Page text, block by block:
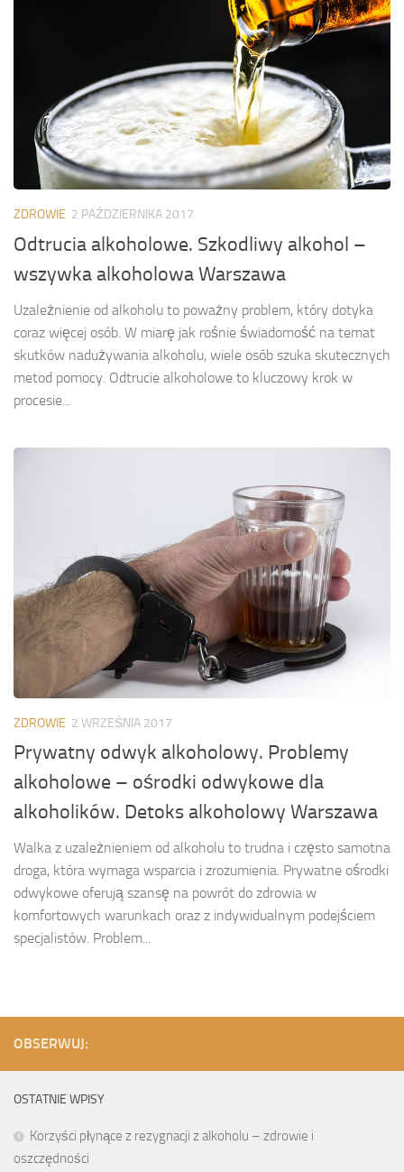
ZDROWIE 2 PAŹDZIERNIKA 2017
Odtrucia alkoholowe. Szkodliwy alkohol –
wszywka alkoholowa Warszawa
Uzależnienie od alkoholu to poważny problem, który dotyka
coraz więcej osób. W miarę jak rośnie świadomość na temat
skutków nadużywania alkoholu, wiele osób szuka skutecznych
metod pomocy. Odtrucie alkoholowe to kluczowy krok w
procesie...
ZDROWIE 2 WRZEŚNIA 2017
Prywatny odwyk alkoholowy. Problemy
alkoholowe – ośrodki odwykowe dla
alkoholików. Detoks alkoholowy Warszawa
Walka z uzależnieniem od alkoholu to trudna i często samotna
droga, która wymaga wsparcia i zrozumienia. Prywatne ośrodki
odwykowe oferują szansę na powrót do zdrowia w
komfortowych warunkach oraz z indywidualnym podejściem
specjalistów. Problem...
OBSERWUJ:
OSTATNIE WPISY
Korzyści płynące z rezygnacji z alkoholu – zdrowie i
oszczędności